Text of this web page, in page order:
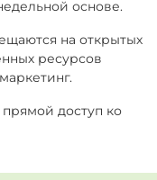
основе.
на открытых
ресурсов
доступ ко